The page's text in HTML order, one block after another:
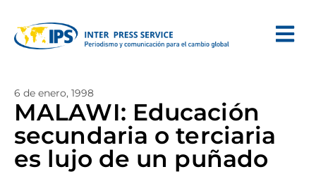
6 de enero, 1998
MALAWI: Educación
secundaria o terciaria
es lujo de un puñado